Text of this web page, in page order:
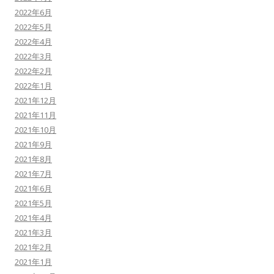
2022年6月
2022年5月
2022年4月
2022年3月
2022年2月
2022年1月
2021年12月
2021年11月
2021年10月
2021年9月
2021年8月
2021年7月
2021年6月
2021年5月
2021年4月
2021年3月
2021年2月
2021年1月